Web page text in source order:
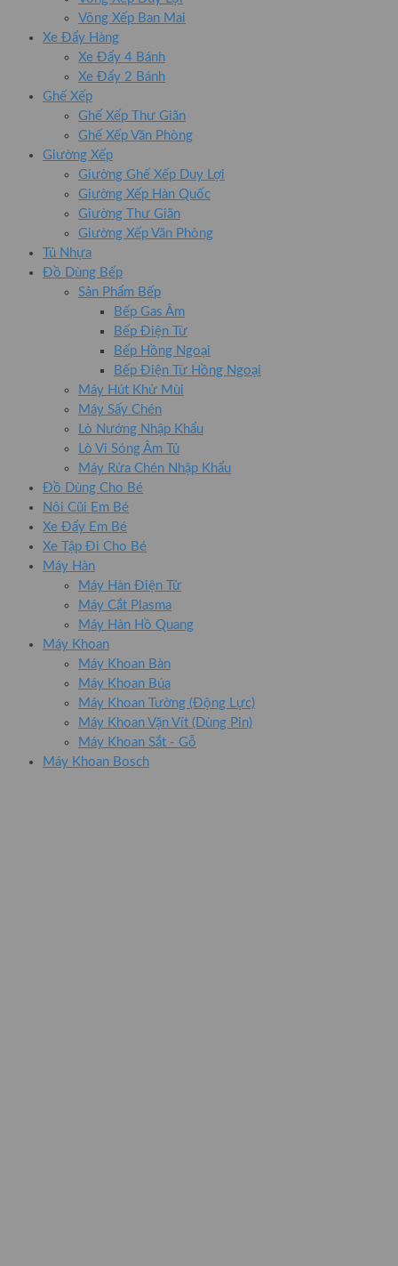
Võng Xếp Ban Mai
Xe Đẩy Hàng
Xe Đẩy 4 Bánh
Xe Đẩy 2 Bánh
Ghế Xếp
Ghế Xếp Thư Giãn
Ghế Xếp Văn Phòng
Giường Xếp
Giường Ghế Xếp Duy Lợi
Giường Xếp Hàn Quốc
Giường Thư Giãn
Giường Xếp Văn Phòng
Tủ Nhựa
Đồ Dùng Bếp
Sản Phẩm Bếp
Bếp Gas Âm
Bếp Điện Từ
Bếp Hồng Ngoại
Bếp Điện Từ Hồng Ngoại
Máy Hút Khử Mùi
Máy Sấy Chén
Lò Nướng Nhập Khẩu
Lò Vi Sóng Âm Tủ
Máy Rửa Chén Nhập Khẩu
Đồ Dùng Cho Bé
Nôi Cũi Em Bé
Xe Đẩy Em Bé
Xe Tập Đi Cho Bé
Máy Hàn
Máy Hàn Điện Tử
Máy Cắt Plasma
Máy Hàn Hồ Quang
Máy Khoan
Máy Khoan Bàn
Máy Khoan Búa
Máy Khoan Tường (Động Lực)
Máy Khoan Vặn Vít (Dùng Pin)
Máy Khoan Sắt - Gỗ
Máy Khoan Bosch